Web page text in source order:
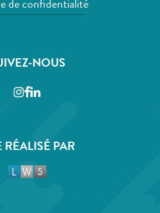
de confidentialité
NOUS
Instagram
Facebook
LinkedIn
RÉALISÉ PAR